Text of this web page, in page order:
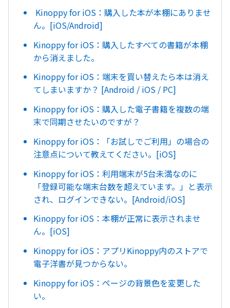
Kinoppy for iOS：購入した本が本棚にありませ
ん。[iOS/Android]
Kinoppy for iOS：購入したすべての書籍が本棚
から消えました。
Kinoppy for iOS：端末を買い替えたら本は消え
てしまいますか？ [Android / iOS / PC]
Kinoppy for iOS：購入した電子書籍を複数の端
末で同期させたいのですが？
Kinoppy for iOS：「お試しでご利用」の場合の
注意点について教えてください。[iOS]
Kinoppy for iOS：利用端末が5台未満なのに
「登録可能な端末台数を超えています。」と表示
され、ログインできない。[Android/iOS]
Kinoppy for iOS：本棚が正常に表示されませ
ん。[iOS]
Kinoppy for iOS：アプリKinoppy内のストアで
電子洋書が見つからない。
Kinoppy for iOS：ページの背景色を変更した
い。